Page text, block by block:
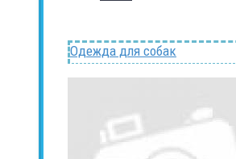
Одежда для собак